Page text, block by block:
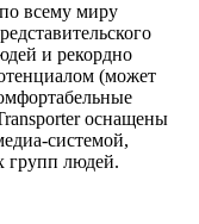
всему миру
и рекордно
(может
оснащены
системой,
групп людей.